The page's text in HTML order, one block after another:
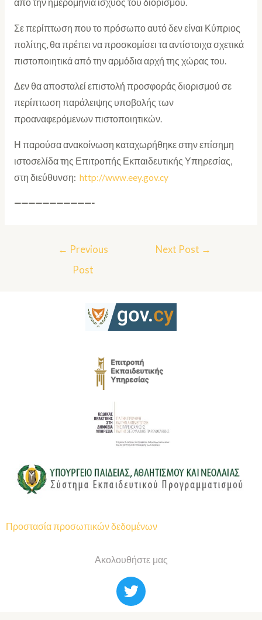
από την ημερομηνία ισχύος του διορισμού.
Σε περίπτωση που το πρόσωπο αυτό δεν είναι Κύπριος
πολίτης, θα πρέπει να προσκομίσει τα αντίστοιχα σχετικά
πιστοποιητικά από την αρμόδια αρχή της χώρας του.
Δεν θα αποσταλεί επιστολή προσφοράς διορισμού σε
περίπτωση παράλειψης υποβολής των
προαναφερόμενων πιστοποιητικών.
Η παρούσα ανακοίνωση καταχωρήθηκε στην επίσημη
ιστοσελίδα της Επιτροπής Εκπαιδευτικής Υπηρεσίας,
στη διεύθυνση: http://www.eey.gov.cy
———————————-
← Previous
Post
Next Post →
Προστασία προσωπικών δεδομένων
Ακολουθήστε μας